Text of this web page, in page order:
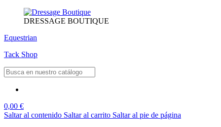
DRESSAGE BOUTIQUE
Equestrian
Tack Shop
0,00 €
Saltar al contenido Saltar al carrito Saltar al pie de página